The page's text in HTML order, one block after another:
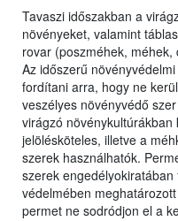
Tavaszi időszakban a
növényeket, valamint
rovar (poszméhek,
Az időszerű
fordítani arra, hogy ne
veszélyes növényvédő
virágzó
jelölésköteles, illetve a
szerek használhatók.
szerek
védelmében
permet ne sodródjon el a